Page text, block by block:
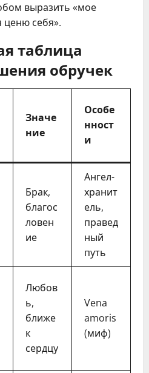
выразить «мое
ценю себя».
таблица
обручек
Значе
ние
Особе
нност
и
Брак,
благос
ловен
ие
Ангел-
хранит
ель,
правед
ный
путь
Любов
ь,
ближе
к
сердцу
Vena
amoris
(миф)